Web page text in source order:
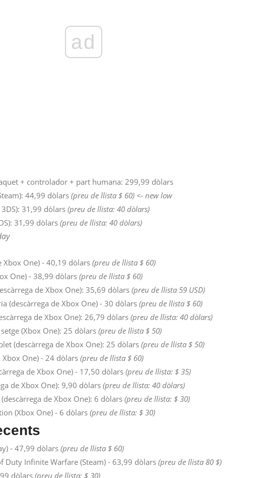
ad
+ controlador + part humana: 299,99 dòlars
44,99 dòlars (preu de llista $ 60) <- new low
31,99 dòlars (preu de llista: 40 dòlars)
31,99 dòlars (preu de llista: 40 dòlars)
Xbox One) - 40,19 dòlars (preu de llista $ 60)
One) - 38,99 dòlars (preu de llista $ 60)
de Xbox One): 35,69 dòlars (preu de llista 59 USD)
(descàrrega de Xbox One) - 30 dòlars (preu de llista $ 60)
de Xbox One): 26,79 dòlars (preu de llista: 40 dòlars)
(Xbox One): 25 dòlars (preu de llista $ 50)
(descàrrega de Xbox One): 25 dòlars (preu de llista $ 50)
Xbox One) - 24 dòlars (preu de llista $ 60)
de Xbox One) - 17,50 dòlars (preu de llista: $ 35)
de Xbox One): 9,90 dòlars (preu de llista: 40 dòlars)
de Xbox One): 6 dòlars (preu de llista: $ 30)
(Xbox One) - 6 dòlars (preu de llista: $ 30)
- 47,99 dòlars(preu de llista $ 60)
Duty Infinite Warfare (Steam) - 63,99 dòlars (preu de llista 80 $)
dòlars (preu de llista: $ 30)